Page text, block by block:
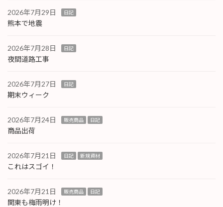
2026年7月29日 日記
熊本で地震
2026年7月28日 日記
夜間道路工事
2026年7月27日 日記
期末ウィーク
2026年7月24日 販売商品 日記
商品出荷
2026年7月21日 日記 新規資材
これはスゴイ！
2026年7月21日 販売商品 日記
関東も梅雨明け！